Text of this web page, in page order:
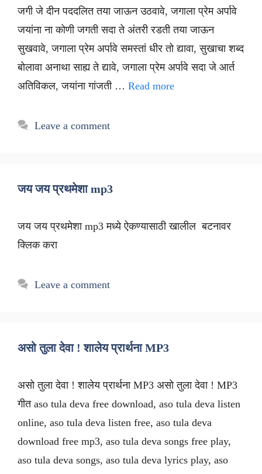
जगी जे दीन पददलित तया जाऊन उठवावे, जगाला प्रेम अर्पावे
जयांना ना कोणी जगती सदा ते अंतरी रडती तया जाऊन
सुखवावे, जगाला प्रेम अर्पावे समस्तां धीर तो द्यावा, सुखाचा शब्द
बोलावा अनाथा साह्य ते द्यावे, जगाला प्रेम अर्पावे सदा जे आर्त
अतिविकल, जयांना गांजती … Read more
Leave a comment
जय जय प्रथमेशा mp3
जय जय प्रथमेशा mp3 मध्ये ऐकण्यासाठी खालील बटनावर
क्लिक करा
Leave a comment
असो तुला देवा ! शालेय प्रार्थना MP3
असो तुला देवा ! शालेय प्रार्थना MP3 असो तुला देवा ! MP3
गीत aso tula deva free download, aso tula deva listen
online, aso tula deva listen free, aso tula deva
download free mp3, aso tula deva songs free play,
aso tula deva songs, aso tula deva lyrics play, aso